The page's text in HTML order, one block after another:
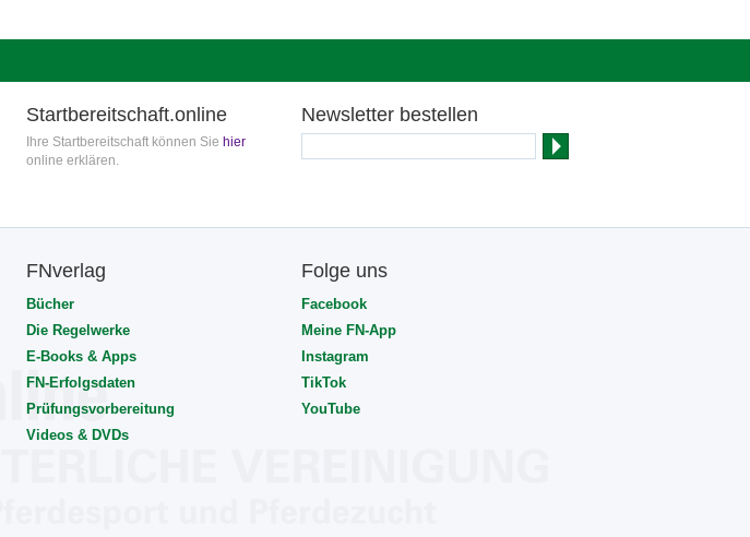
Startbereitschaft.online
Ihre Startbereitschaft können Sie hier
online erklären.
Newsletter bestellen
FNverlag
Bücher
Die Regelwerke
E-Books & Apps
FN-Erfolgsdaten
Prüfungsvorbereitung
Videos & DVDs
Folge uns
Facebook
Meine FN-App
Instagram
TikTok
YouTube